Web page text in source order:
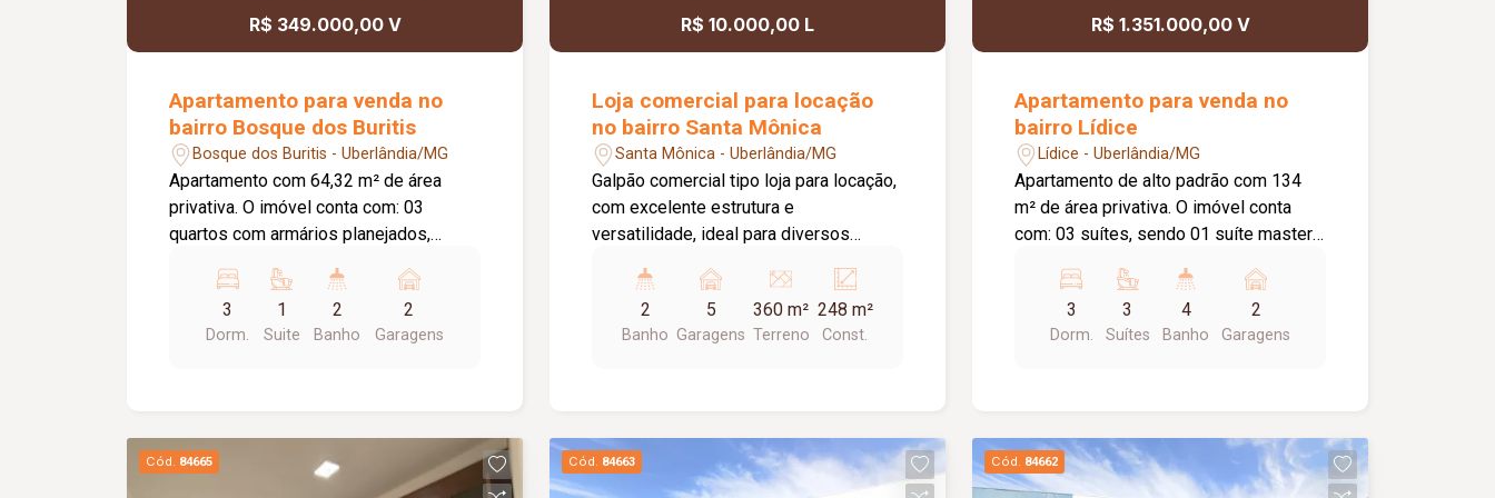
Tramontina; Projeto moderno com
conforto e alto padrão de acabamento.
R$ 349.000,00 V
Apartamento para venda no
bairro Bosque dos Buritis
Bosque dos Buritis - Uberlândia/MG
Apartamento com 64,32 m² de área
privativa. O imóvel conta com: 03
quartos com armários planejados,
Sala ampla em 02 ambientes com
painel para TV, espelho e sacada;
Banheiro social com box em blindex e
de água; Área de serviço com armário;
02 vagas de garagem presas, sendo 01
3
Dorm.
1
Suite
2
Banho
2
Garagens
R$ 10.000,00 L
Loja comercial para locação
no bairro Santa Mônica
Santa Mônica - Uberlândia/MG
Galpão comercial tipo loja para locação,
com excelente estrutura e
versatilidade, ideal para diversos
dispõe de estacionamento recuado
com capacidade para aproximadamente
04 veículos, portas em aço e pé-direito
Conta ainda com banheiros masculino e
feminino adaptados para pessoas com
2
Banho
5
Garagens
360 m²
Terreno
248 m²
Const.
R$ 1.351.000,00 V
Apartamento para venda no
bairro Lídice
Lídice - Uberlândia/MG
Apartamento de alto padrão com 134
m² de área privativa. O imóvel conta
com: 03 suítes, sendo 01 suíte master
ambientes; Lavabo; Varanda gourmet
ampla com bancada e vista livre;
Cozinha ampla e integrada; Hall de
condomínio oferece: Lobby de entrada
com pé-direito duplo; Piscina adulto,
3
Dorm.
3
Suítes
4
Banho
2
Garagens
Cód. 84665 Cód. 84663 Cód. 84662